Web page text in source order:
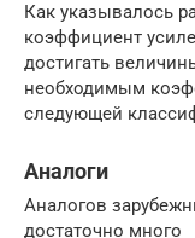
Как указывалось
коэффициент
достигать
необходимым
следующей
Аналоги
Аналогов
достаточно много